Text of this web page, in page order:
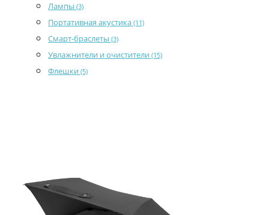
Лампы (3)
Портативная акустика (11)
Смарт-браслеты (3)
Увлажнители и очистители (15)
Флешки (5)